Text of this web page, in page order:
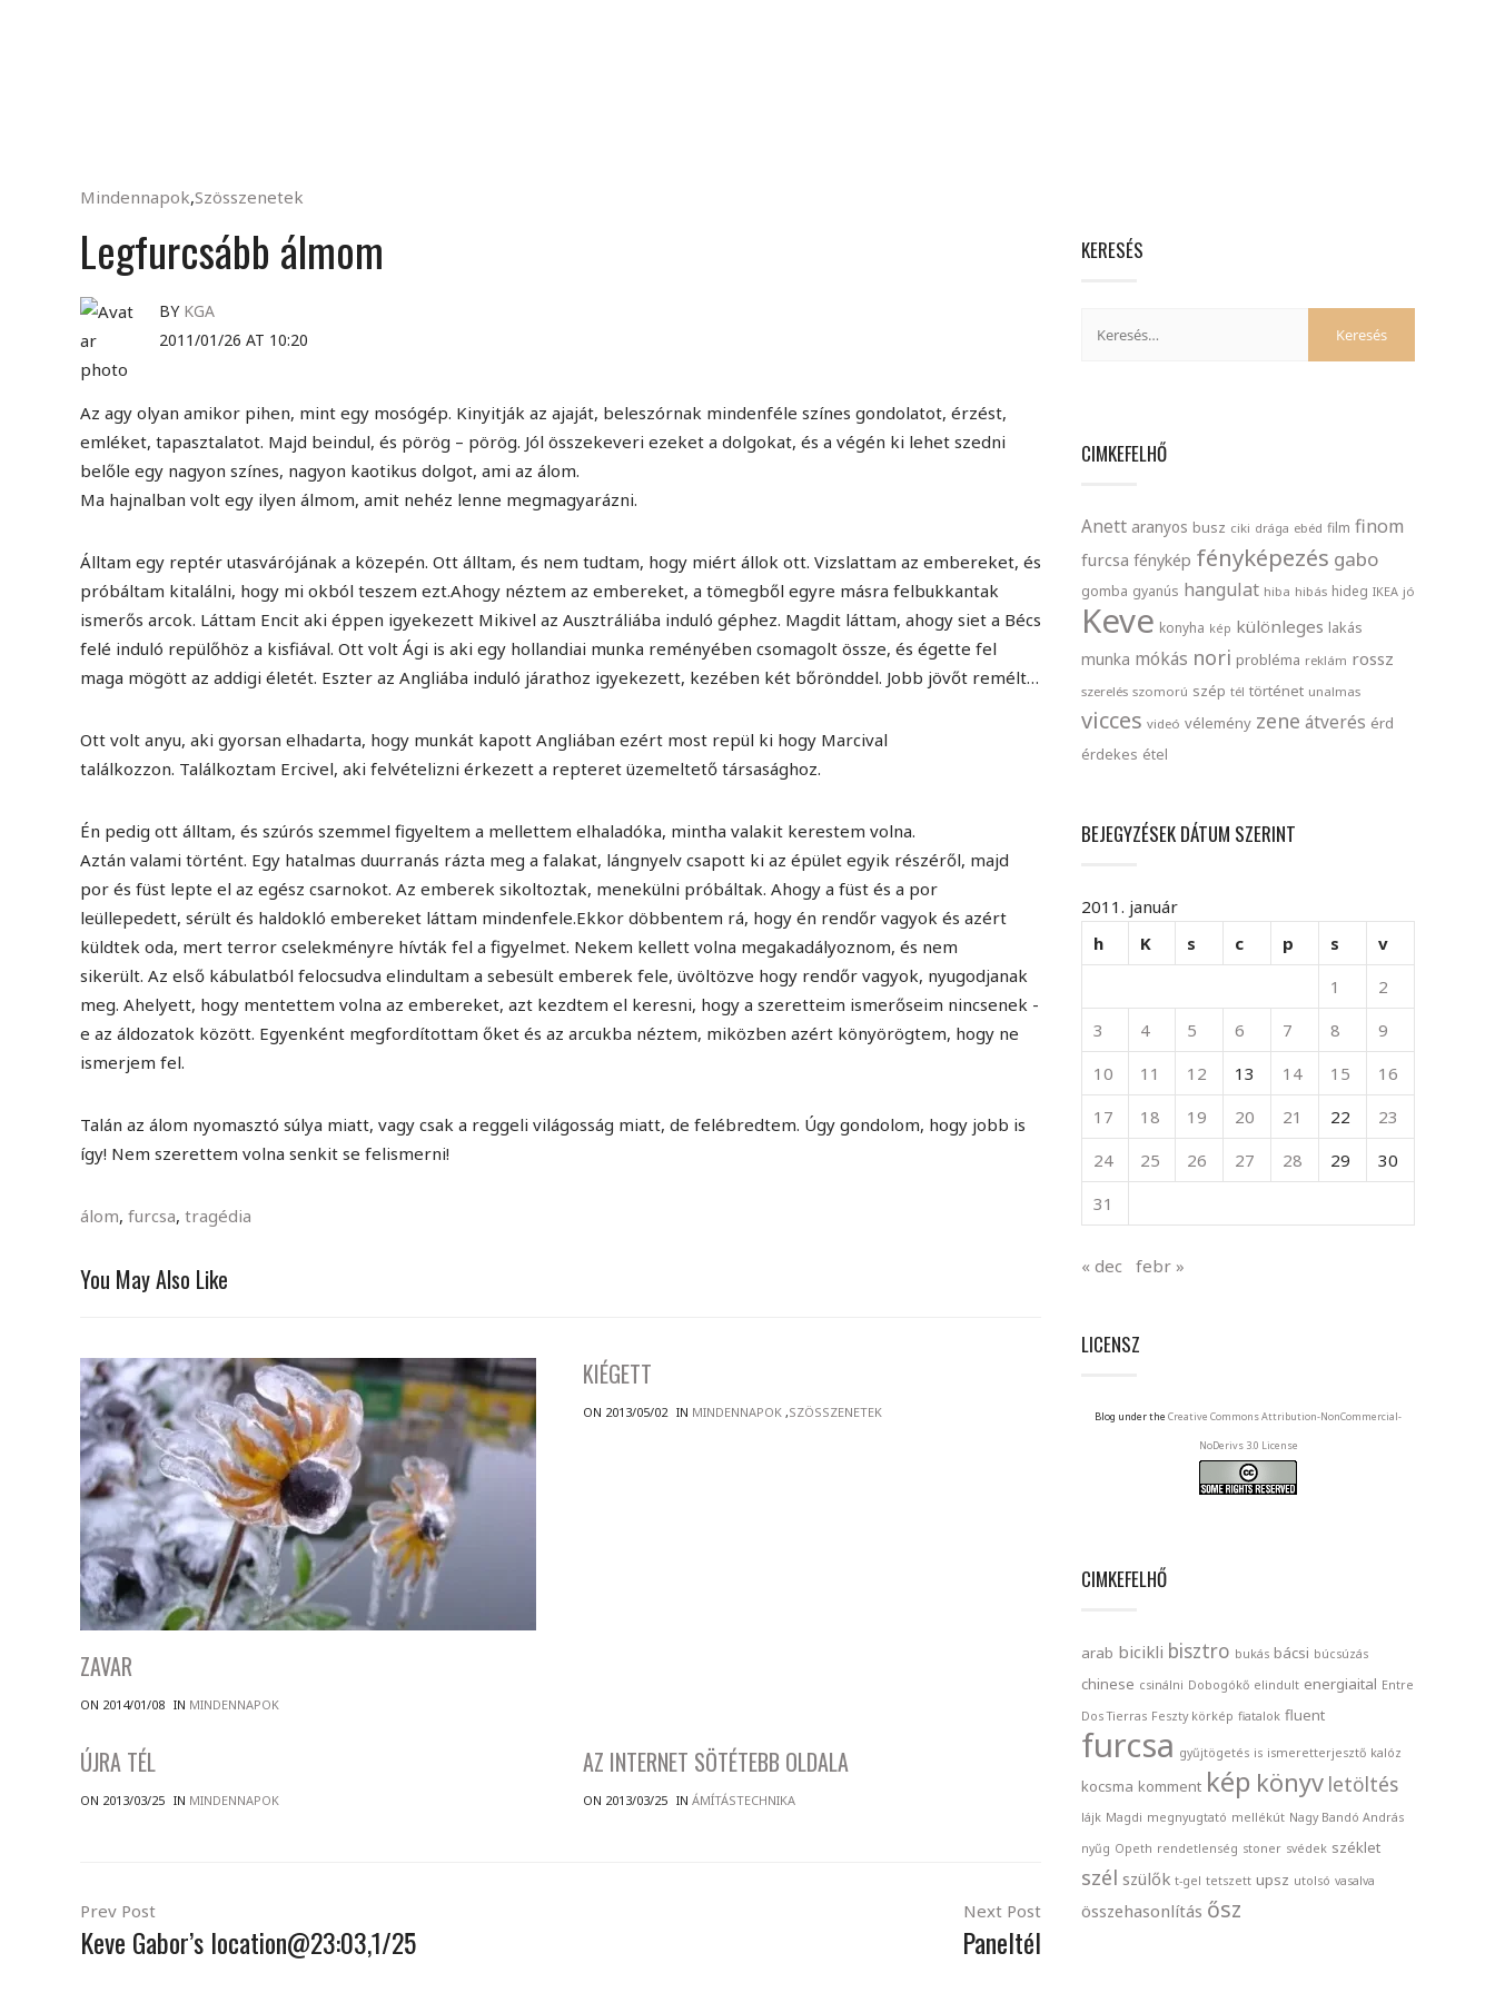
Mindennapok,Szösszenetek
Legfurcsább álmom
BY KGA
2011/01/26 AT 10:20
Az agy olyan amikor pihen, mint egy mosógép. Kinyitják az ajaját, beleszórnak mindenféle színes gondolatot, érzést,
emléket, tapasztalatot. Majd beindul, és pörög – pörög. Jól összekeveri ezeket a dolgokat, és a végén ki lehet szedni
belőle egy nagyon színes, nagyon kaotikus dolgot, ami az álom.
Ma hajnalban volt egy ilyen álmom, amit nehéz lenne megmagyarázni.
Álltam egy reptér utasvárójának a közepén. Ott álltam, és nem tudtam, hogy miért állok ott. Vizslattam az embereket, és
próbáltam kitalálni, hogy mi okból teszem ezt.Ahogy néztem az embereket, a tömegből egyre másra felbukkantak
ismerős arcok. Láttam Encit aki éppen igyekezett Mikivel az Ausztráliába induló géphez. Magdit láttam, ahogy siet a Bécs
felé induló repülőhöz a kisfiával. Ott volt Ági is aki egy hollandiai munka reményében csomagolt össze, és égette fel
maga mögött az addigi életét. Eszter az Angliába induló járathoz igyekezett, kezében két bőrönddel. Jobb jövőt remélt…
Ott volt anyu, aki gyorsan elhadarta, hogy munkát kapott Angliában ezért most repül ki hogy Marcival
találkozzon. Találkoztam Ercivel, aki felvételizni érkezett a repteret üzemeltető társasághoz.
Én pedig ott álltam, és szúrós szemmel figyeltem a mellettem elhaladóka, mintha valakit kerestem volna.
Aztán valami történt. Egy hatalmas duurranás rázta meg a falakat, lángnyelv csapott ki az épület egyik részéről, majd
por és füst lepte el az egész csarnokot. Az emberek sikoltoztak, menekülni próbáltak. Ahogy a füst és a por
leüllepedett, sérült és haldokló embereket láttam mindenfele.Ekkor döbbentem rá, hogy én rendőr vagyok és azért
küldtek oda, mert terror cselekményre hívták fel a figyelmet. Nekem kellett volna megakadályoznom, és nem
sikerült. Az első kábulatból felocsudva elindultam a sebesült emberek fele, üvöltözve hogy rendőr vagyok, nyugodjanak
meg. Ahelyett, hogy mentettem volna az embereket, azt kezdtem el keresni, hogy a szeretteim ismerőseim nincsenek -
e az áldozatok között. Egyenként megfordítottam őket és az arcukba néztem, miközben azért könyörögtem, hogy ne
ismerjem fel.
Talán az álom nyomasztó súlya miatt, vagy csak a reggeli világosság miatt, de felébredtem. Úgy gondolom, hogy jobb is
így! Nem szerettem volna senkit se felismerni!
álom, furcsa, tragédia
You May Also Like
ZAVAR
ON 2014/01/08 IN MINDENNAPOK
KIÉGETT
ON 2013/05/02 IN MINDENNAPOK ,SZÖSSZENETEK
ÚJRA TÉL
ON 2013/03/25 IN MINDENNAPOK
AZ INTERNET SÖTÉTEBB OLDALA
ON 2013/03/25 INÁMÍTÁSTECHNIKA
Prev Post
Keve Gabor’s location@23:03,1/25
Next Post
Paneltél
KERESÉS
CIMKEFELHŐ
Anett aranyos busz ciki drága ebéd film finom
furcsa fénykép fényképezés gabo
gomba gyanús hangulat hiba hibás hideg IKEA jó
Keve konyha kép különleges lakás
munka mókás nori probléma reklám rossz
szerelés szomorú szép tél történet unalmas
vicces videó vélemény zene átverés érd
érdekes étel
BEJEGYZÉSEK DÁTUM SZERINT
2011. január
h
K s c p s
v
1
2
3
4 5 6 7 8
9
10
11 12 13 14 15
16
17
18 19 20 21 22
23
24
25 26 27 28 29
30
31
« dec febr »
LICENSZ
Blog under the Creative Commons Attribution-NonCommercial-
NoDerivs 3.0 License
CIMKEFELHŐ
arab bicikli bisztro bukás bácsi búcsúzás
chinese csinálni Dobogókő elindult energiaital Entre
Dos Tierras Feszty körkép fiatalok fluent
furcsa gyűjtögetés is ismeretterjesztő kalóz
kocsma komment kép könyv letöltés
lájk Magdi megnyugtató mellékút Nagy Bandó András
nyűg Opeth rendetlenség stoner svédek széklet
szél szülők t-gel tetszett upsz utolsó vasalva
összehasonlítás ősz